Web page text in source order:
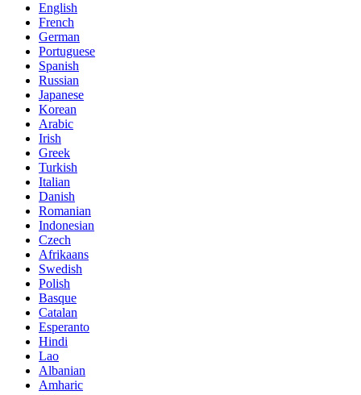
English
French
German
Portuguese
Spanish
Russian
Japanese
Korean
Arabic
Irish
Greek
Turkish
Italian
Danish
Romanian
Indonesian
Czech
Afrikaans
Swedish
Polish
Basque
Catalan
Esperanto
Hindi
Lao
Albanian
Amharic